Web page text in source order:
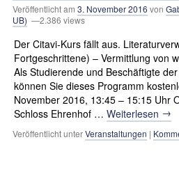
Veröffentlicht am 3. November 2016 von
UB) —2.386 views
Der Citavi-Kurs fällt aus.
Fortgeschrittene) – Vermittlung von
Als Studierende und Beschäftigte
können Sie dieses Programm
November 2016, 13:45 – 15:15 Uhr
Schloss Ehrenhof … Weiterlesen →
Veröffentlicht unterVeranstaltungen |